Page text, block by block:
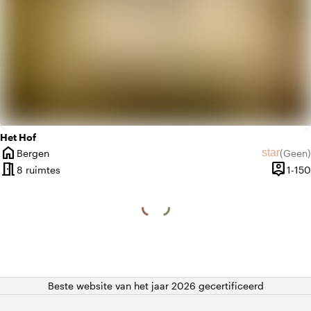
Het Hof
home
Plaats
Bergen star(Geen)
Geen
meeting_room8 ruimtes person_pin1-150
Beste website van het jaar 2026 gecertificeerd